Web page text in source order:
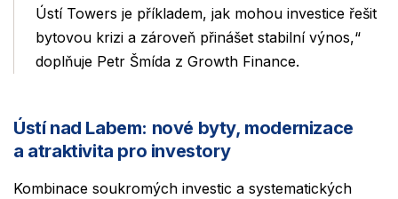
Ústí Towers je příkladem, jak mohou investice řešit
bytovou krizi a zároveň přinášet stabilní výnos,“
doplňuje Petr Šmída z Growth Finance.
Ústí nad Labem: nové byty, modernizace
a atraktivita pro investory
Kombinace soukromých investic a systematických